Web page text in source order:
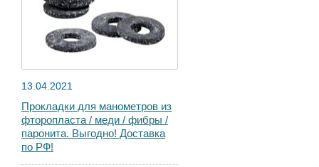
13.04.2021
Прокладки для манометров из
фторопласта / меди / фибры /
паронита. Выгодно! Доставка
по РФ!